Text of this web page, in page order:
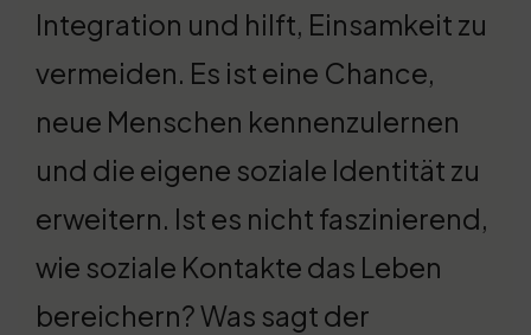
Integration und hilft, Einsamkeit zu
vermeiden. Es ist eine Chance,
neue Menschen kennenzulernen
und die eigene soziale Identität zu
erweitern. Ist es nicht faszinierend,
wie soziale Kontakte das Leben
bereichern? Was sagt der